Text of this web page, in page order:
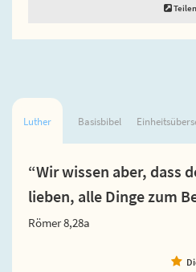
Teilen
Luther Basisbibel
“Wir wissen aber, dass
lieben, alle Dinge zum
Römer 8,28a